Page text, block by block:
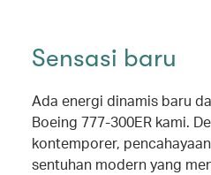
Sensasi baru
Ada energi dinamis baru
Boeing 777-300ER kami.
kontemporer,
sentuhan modern yang